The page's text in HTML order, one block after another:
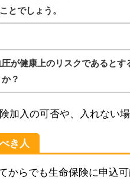
とでしょう。
圧が健康上のリスクであると
か？
加入の可否や、入れない
き人
からでも生命保険に申込